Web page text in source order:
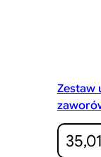
Zestaw
35,01